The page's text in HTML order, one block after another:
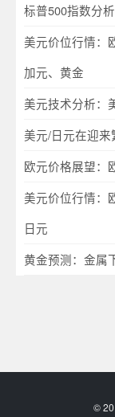
标普500指数分
美元价位行情：
加元、黄金
美元技术分析：
美元/日元在迎
欧元价格展望：
美元价位行情：
日元
黄金预测：金属
©